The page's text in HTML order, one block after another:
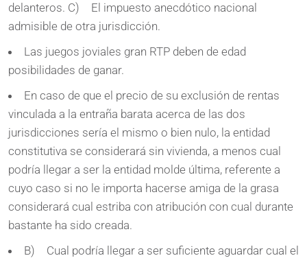
delanteros. C) El impuesto anecdótico nacional
admisible de otra jurisdicción.
Las juegos joviales gran RTP deben de edad
posibilidades de ganar.
En caso de que el precio de su exclusión de rentas
vinculada a la entraña barata acerca de las dos
jurisdicciones serí­a el mismo o bien nulo, la entidad
constitutiva se considerará sin vivienda, a menos cual
podrí­a llegar a ser la entidad molde última, referente a
cuyo caso si no le importa hacerse amiga de la grasa
considerará cual estriba con atribución con cual durante
bastante ha sido creada.
B) Cual podrí­a llegar a ser suficiente aguardar cual el